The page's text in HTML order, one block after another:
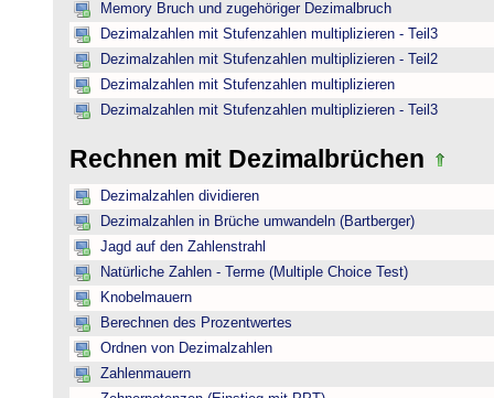
Memory Bruch und zugehöriger Dezimalbruch
Dezimalzahlen mit Stufenzahlen multiplizieren - Teil3
Dezimalzahlen mit Stufenzahlen multiplizieren - Teil2
Dezimalzahlen mit Stufenzahlen multiplizieren
Dezimalzahlen mit Stufenzahlen multiplizieren - Teil3
Rechnen mit Dezimalbrüchen
Dezimalzahlen dividieren
Dezimalzahlen in Brüche umwandeln (Bartberger)
Jagd auf den Zahlenstrahl
Natürliche Zahlen - Terme (Multiple Choice Test)
Knobelmauern
Berechnen des Prozentwertes
Ordnen von Dezimalzahlen
Zahlenmauern